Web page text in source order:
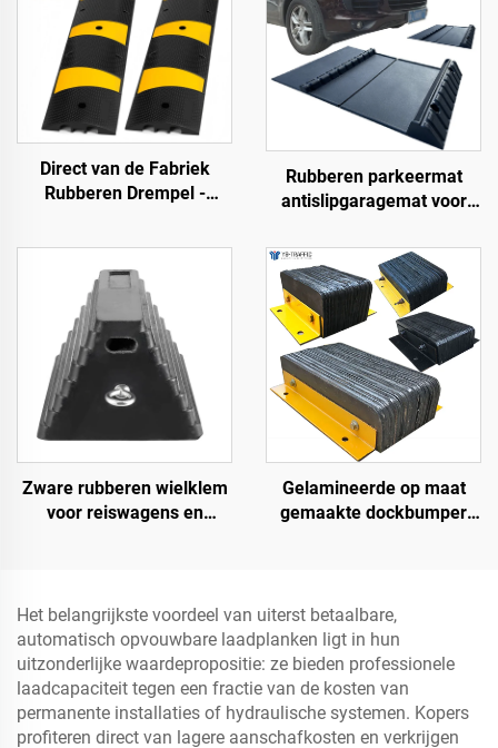
Direct van de Fabriek
Rubberen Drempel -
Rubberen parkeermat
antislipgaragemat voor
SUV/vrachtwagens/
Zware rubberen wielklem
voor reiswagens en
Product
Gelamineerde op maat
gemaakte dockbumper
Het belangrijkste voordeel van uiterst betaalbare,
automatisch opvouwbare laadplanken ligt in hun
uitzonderlijke waardepropositie: ze bieden professionele
laadcapaciteit tegen een fractie van de kosten van
permanente installaties of hydraulische systemen. Kopers
profiteren direct van lagere aanschafkosten en verkrijgen